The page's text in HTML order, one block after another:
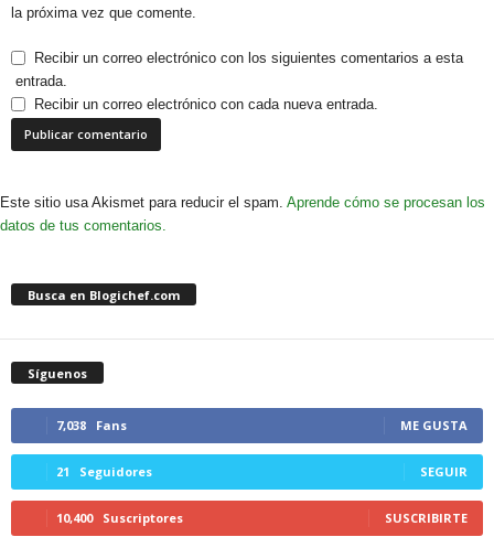
la próxima vez que comente.
Recibir un correo electrónico con los siguientes comentarios a esta
entrada.
Recibir un correo electrónico con cada nueva entrada.
Este sitio usa Akismet para reducir el spam. Aprende cómo se procesan los
datos de tus comentarios.
Busca en Blogichef.com
Síguenos
7,038 Fans ME GUSTA
21 Seguidores SEGUIR
10,400 Suscriptores SUSCRIBIRTE